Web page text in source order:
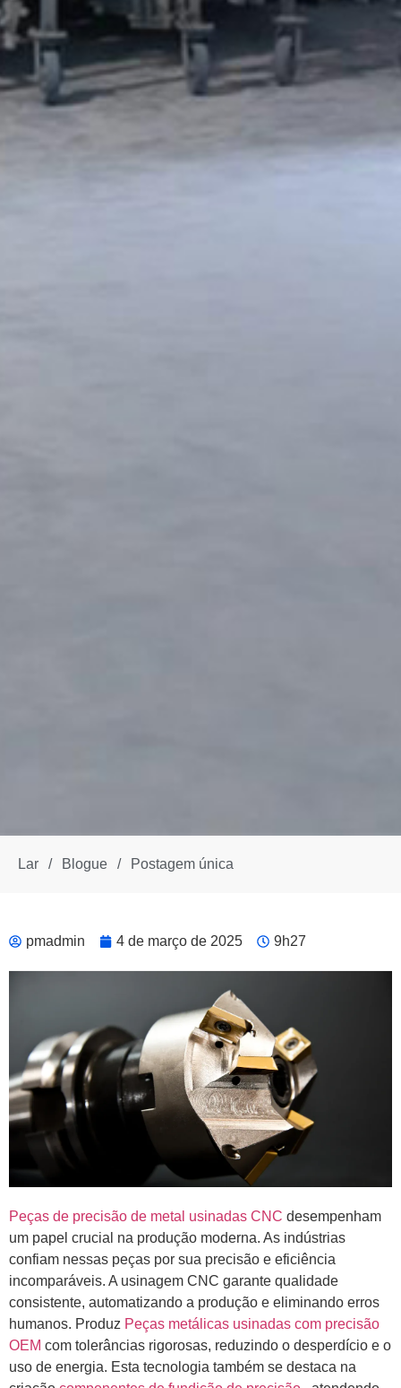
Lar / Blogue / Postagem única
pmadmin 4 de março de 2025 9h27
Peças de precisão de metal usinadas CNC desempenham
um papel crucial na produção moderna. As indústrias
confiam nessas peças por sua precisão e eficiência
incomparáveis. A usinagem CNC garante qualidade
consistente, automatizando a produção e eliminando erros
humanos. Produz Peças metálicas usinadas com precisão
OEM com tolerâncias rigorosas, reduzindo o desperdício e o
uso de energia. Esta tecnologia também se destaca na